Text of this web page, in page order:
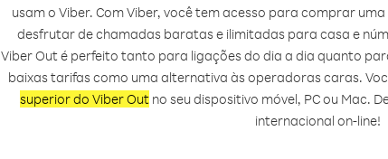
usam o Viber. Com Viber, você tem acesso para comprar
desfrutar de chamadas baratas e ilimitadas para casa e
Viber Out é perfeito tanto para ligações do dia a dia quanto
baixas tarifas como uma alternativa às operadoras caras.
superior do Viber Outno seu dispositivo móvel, PC ou Mac.
internacional on‑line!